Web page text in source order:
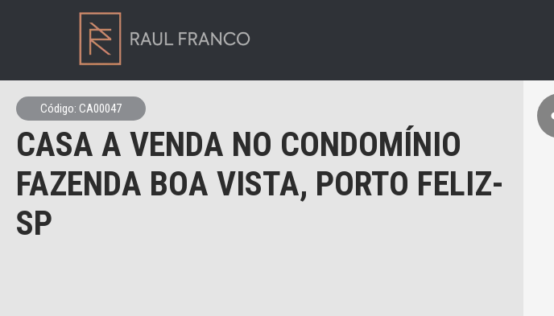
Código: CA00047
CASA A VENDA NO CONDOMÍNIO
FAZENDA BOA VISTA, PORTO FELIZ-
SP